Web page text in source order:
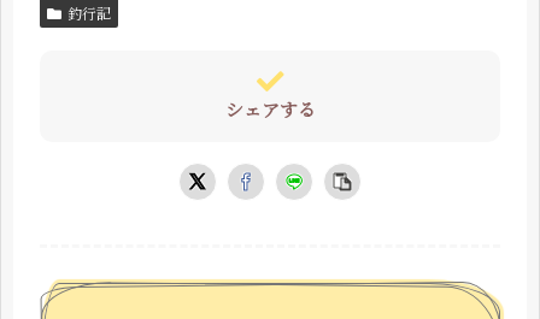
釣行記
シェアする